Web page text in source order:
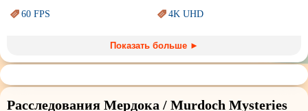
60 FPS 4K UHD
Marvel PIXAR
Sci-Fi (Научнаяфантастика) Trash (трэш) movies
Показать больше ►
Расследования Мердока / Murdoch Mysteries